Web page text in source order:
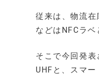
従来は、物流
などはNFCラ
そこで今回発
UHFと、スマ